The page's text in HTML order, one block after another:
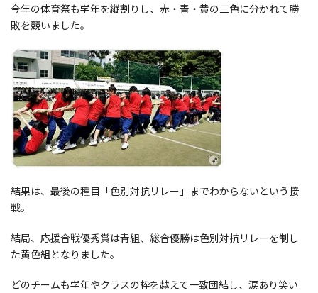
今年の体育祭も学年を縦割りし、赤・青・黄の三色に分かれて勝
敗を競いました。
結果は、最後の種目「色別対抗リレー」までわからないという接
戦。
結局、応援合戦優秀賞は青組、総合優勝は色別対抗リレーを制し
た黄色組となりました。
どのチームも学年やクラスの枠を越えて一致団結し、涙あり笑い